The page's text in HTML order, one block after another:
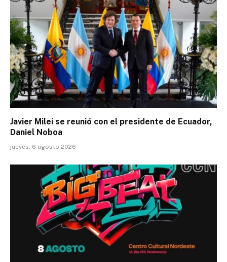
Javier Milei se reunió con el presidente de Ecuador,
Daniel Noboa
jueves, 6 agosto 2026